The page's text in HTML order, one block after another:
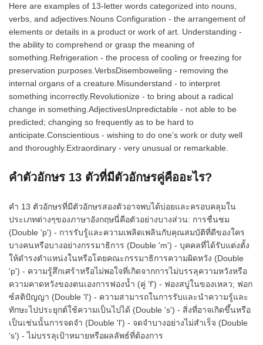
Here are examples of 13-letter words categorized into nouns,
verbs, and adjectives:Nouns Configuration - the arrangement of
elements or details in a product or work of art. Understanding -
the ability to comprehend or grasp the meaning of
something.Refrigeration - the process of cooling or freezing for
preservation purposes.VerbsDisemboweling - removing the
internal organs of a creature.Misunderstand - to interpret
something incorrectly.Revolutionize - to bring about a radical
change in something.AdjectivesUnpredictable - not able to be
predicted; changing so frequently as to be hard to
anticipate.Conscientious - wishing to do one’s work or duty well
and thoroughly.Extraordinary - very unusual or remarkable.
คำตัวอักษร 13 ตัวที่มีตัวอักษรคู่คืออะไร?
คำ 13 ตัวอักษรที่มีตัวอักษรสองตัวอาจพบได้บ่อยและครอบคลุมใน
ประเภทต่างๆของภาษาอังกฤษนี่คือตัวอย่างบางส่วน: การชื่นชม
(Double 'p') - การรับรู้และความเพลิดเพลินกับคุณสมบัติที่ดีของใคร
บางคนหรือบางอย่างกรรมาธิการ (Double 'm') - บุคคลที่ได้รับแต่งตั้ง
ให้ดำรงตำแหน่งในหรือโดยคณะกรรมาธิการความผิดหวัง (Double
'p') - ความรู้สึกเศร้าหรือไม่พอใจที่เกิดจากการไม่บรรลุความหวังหรือ
ความคาดหวังของตนเองการฟองน้ำ (คู่ 'f') - ฟองสบู่ในของเหลว; ฟอก
ซ์สติปัญญา (Double 'l') - ความสามารถในการรับและนำความรู้และ
ทักษะไปประยุกต์ใช้ความเป็นไปได้ (Double 's') - สิ่งที่อาจเกิดขึ้นหรือ
เป็นเช่นนั้นการจดจำ (Double 'l') - จดจำบางอย่างไม่สำเร็จ (Double
's') - ไม่บรรลุเป้าหมายหรือผลลัพธ์ที่ต้องการ